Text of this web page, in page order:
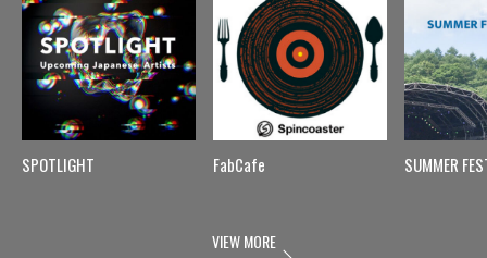
SPOTLIGHT FabCafe SUMMER
VIEW MORE